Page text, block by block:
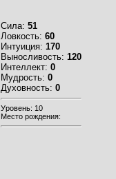
Сила: 51
Ловкость: 60
Интуиция: 170
Выносливость: 120
Интеллект: 0
Мудрость: 0
Духовность: 0
Уровень: 10
Место рождения: